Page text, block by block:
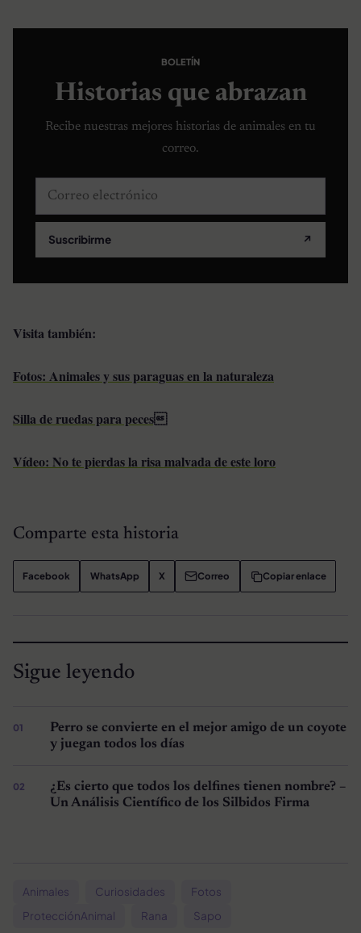
BOLETÍN
Historias que abrazan
Recibe nuestras mejores historias de animales en tu
correo.
Correo electrónico
Suscribirme ↗
Visita también:
Fotos: Animales y sus paraguas en la naturaleza
Silla de ruedas para peces
Vídeo: No te pierdas la risa malvada de este loro
Comparte esta historia
Facebook WhatsApp X Correo Copiar enlace
Sigue leyendo
Perro se convierte en el mejor amigo de un coyote
y juegan todos los días
¿Es cierto que todos los delfines tienen nombre? –
Un Análisis Científico de los Silbidos Firma
Animales Curiosidades
Fotos
ProtecciónAnimal
Rana Sapo